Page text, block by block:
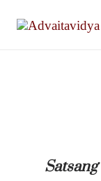
Satsang